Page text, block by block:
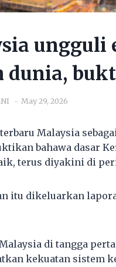
ungguli
dunia,
May 29, 2026
Malaysia
bahawa dasar
terus diyakini di
itu dikeluarkan
di tangga
kekuatan sistem